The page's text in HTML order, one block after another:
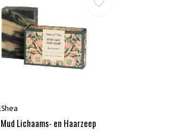
Lichaams- en Haarzeep